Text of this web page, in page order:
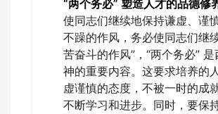
“两个务必” 塑造人才的品德修
使同志们继续地保持谦虚、谨
不躁的作风，务必使同志们继
苦奋斗的作风”，“两个务必”
神的重要内容。这要求培养的
虚谨慎的态度，不被一时的成
不断学习和进步。同时，要保